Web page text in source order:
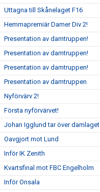
Uttagna till Skånelaget F16
Hemmapremiär Damer Div 2!
Presentation av damtruppen!
Presentation av damtruppen!
Presentation av damtruppen!
Presentation av damtruppen
Nyförvärv 2!
Första nyförvärvet!
Johan Igglund tar över damlaget
Oavgjort mot Lund
Inför IK Zenith
Kvartsfinal mot FBC Engelholm
Inför Onsala